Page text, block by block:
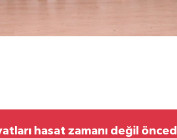
hasat zamanı değil